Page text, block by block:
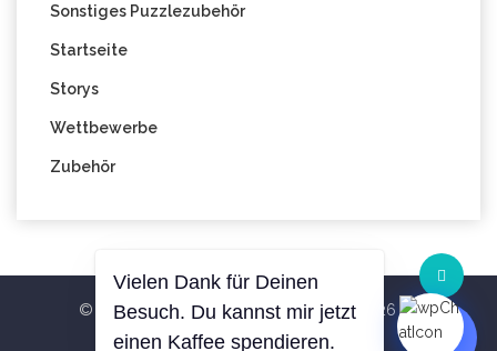
Sonstiges Puzzlezubehör
Startseite
Storys
Wettbewerbe
Zubehör
© All Right Reserved Blog PuzzleWelt 2026
ThemeHemila ByRS WP THEMES
Vielen Dank für Deinen